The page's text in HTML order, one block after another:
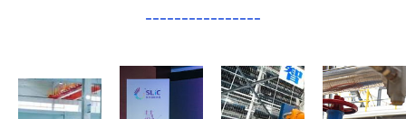
----------------